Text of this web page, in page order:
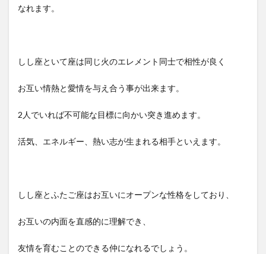
なれます。
しし座といて座は同じ火のエレメント同士で相性が良く
お互い情熱と愛情を与え合う事が出来ます。
2人でいれば不可能な目標に向かい突き進めます。
活気、エネルギー、熱い志が生まれる相手といえます。
しし座とふたご座はお互いにオープンな性格をしており、
お互いの内面を直感的に理解でき、
友情を育むことのできる仲になれるでしょう。